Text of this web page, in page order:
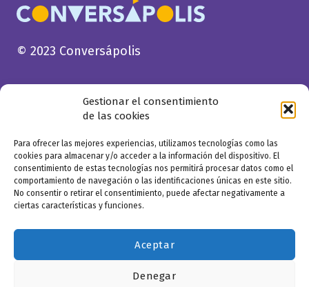
Gestionar el consentimiento
de las cookies
Para ofrecer las mejores experiencias, utilizamos tecnologías como las
cookies para almacenar y/o acceder a la información del dispositivo. El
consentimiento de estas tecnologías nos permitirá procesar datos como el
comportamiento de navegación o las identificaciones únicas en este sitio.
No consentir o retirar el consentimiento, puede afectar negativamente a
ciertas características y funciones.
Aceptar
Denegar
© 2023 Conversápolis